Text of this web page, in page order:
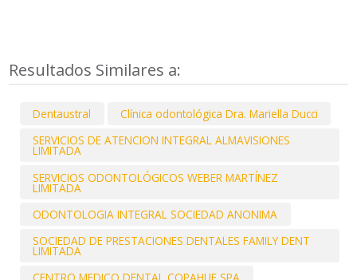
Resultados Similares a:
Dentaustral
Clínica odontológica Dra. Mariella Ducci
SERVICIOS DE ATENCION INTEGRAL ALMAVISIONES
LIMITADA
SERVICIOS ODONTOLÓGICOS WEBER MARTÍNEZ
LIMITADA
ODONTOLOGIA INTEGRAL SOCIEDAD ANONIMA
SOCIEDAD DE PRESTACIONES DENTALES FAMILY DENT
LIMITADA